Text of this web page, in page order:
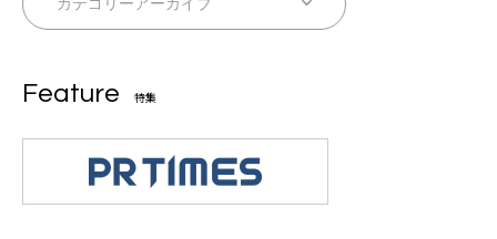
Feature 特集